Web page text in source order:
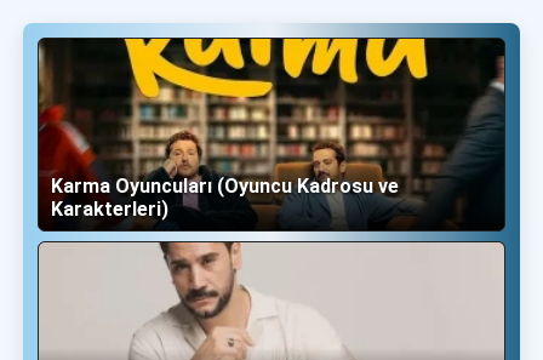
Karma Oyuncuları (Oyuncu Kadrosu ve
Karakterleri)